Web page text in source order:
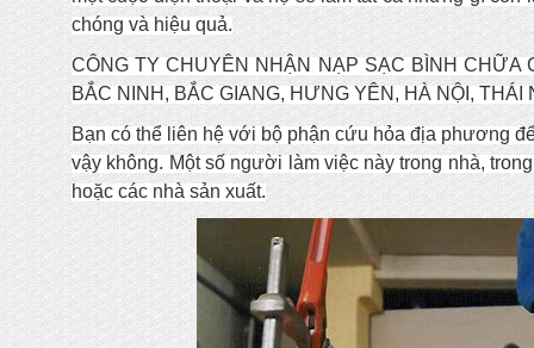
chóng và hiệu quả.
CÔNG TY CHUYÊN NHẬN NẠP SẠC BÌNH
BẮC NINH, BẮC GIANG, HƯNG YÊN, HÀ NỘI, THÁI
Bạn có thể liên hệ với bộ phận cứu hỏa địa phương
vậy không. Một số người làm việc này trong nhà,
hoặc các nhà sản xuất.